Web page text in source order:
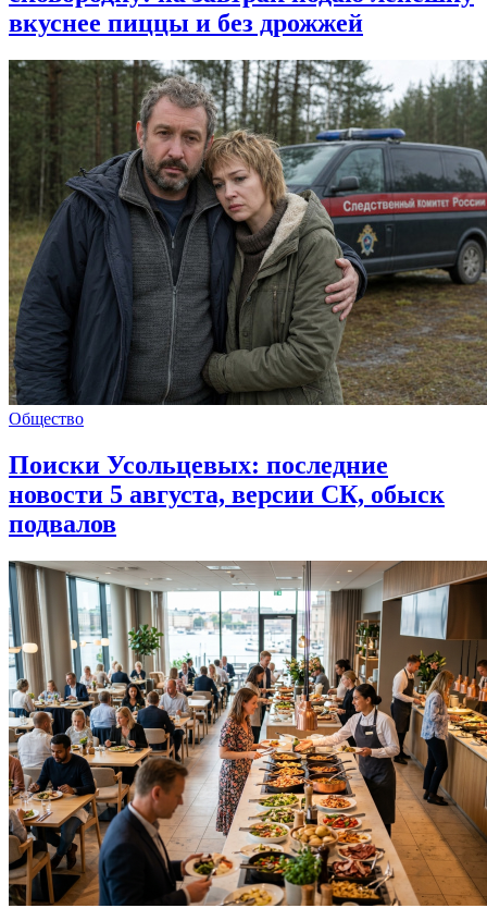
вкуснее пиццы и без дрожжей
Общество
Поиски Усольцевых: последние
новости 5 августа, версии СК, обыск
подвалов